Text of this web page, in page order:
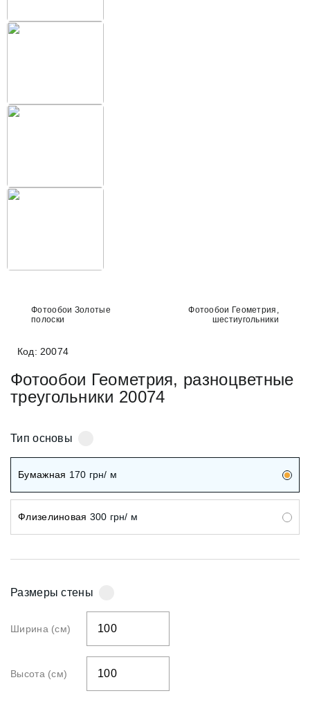
Фотообои Золотые
полоски
Фотообои Геометрия,
шестиугольники
Код: 20074
Фотообои Геометрия, разноцветные
треугольники 20074
Тип основы
Бумажная 170 грн/ м
Флизелиновая 300 грн/ м
Размеры стены
Ширина (см)
Высота (см)